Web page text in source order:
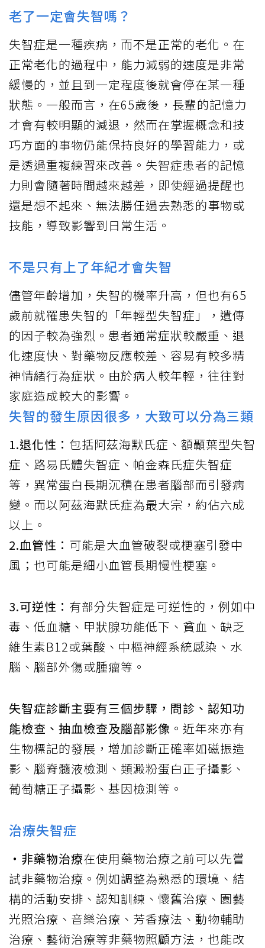
老了一定會失智嗎？
失智症是一種疾病，而不是正常的老化。在
正常老化的過程中，能力減弱的速度是非常
緩慢的，並且到一定程度後就會停在某一種
狀態。一般而言，在65歲後，長輩的記憶力
才會有較明顯的減退，然而在掌握概念和技
巧方面的事物仍能保持良好的學習能力，或
是透過重複練習來改善。失智症患者的記憶
力則會隨著時間越來越差，即使經過提醒也
還是想不起來、無法勝任過去熟悉的事物或
技能，導致影響到日常生活。
不是只有上了年紀才會失智
儘管年齡增加，失智的機率升高，但也有65
歲前就罹患失智的「年輕型失智症」，遺傳
的因子較為強烈。患者通常症狀較嚴重、退
化速度快、對藥物反應較差、容易有較多精
神情緒行為症狀。由於病人較年輕，往往對
家庭造成較大的影響。
失智的發生原因很多，大致可以分為三類
1.退化性： 包括阿茲海默氏症、額顳葉型失智
症、路易氏體失智症、帕金森氏症失智症
等，異常蛋白長期沉積在患者腦部而引發病
變。而以阿茲海默氏症為最大宗，約佔六成
以上。
2.血管性： 可能是大血管破裂或梗塞引發中
風；也可能是細小血管長期慢性梗塞。
3.可逆性： 有部分失智症是可逆性的，例如中
毒、低血糖、甲狀腺功能低下、貧血、缺乏
維生素B12或葉酸、中樞神經系統感染、水
腦、腦部外傷或腫瘤等。
失智症診斷主要有三個步驟，問診、認知功
能檢查、抽血檢查及腦部影像 。近年來亦有
生物標記的發展，增加診斷正確率如磁振造
影、腦脊髓液檢測、類澱粉蛋白正子攝影、
葡萄糖正子攝影、基因檢測等。
治療失智症
‧非藥物治療在使用藥物治療之前可以先嘗
試非藥物治療。例如調整為熟悉的環境、結
構的活動安排、認知訓練、懷舊治療、園藝
光照治療、音樂治療、芳香療法、動物輔助
治療、藝術治療等非藥物照顧方法，也能改